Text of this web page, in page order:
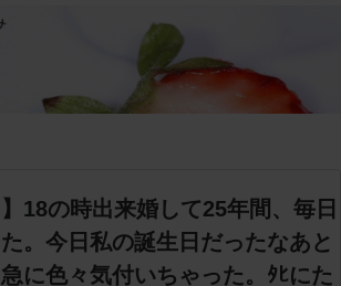
】18の時出来婚して25年間、毎日
。今日私の誕生日だったなあと
に色々気付いちゃった。ﾀﾋにた